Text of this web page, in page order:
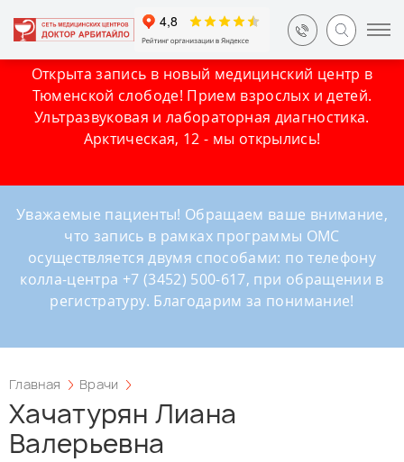
Открыта запись в новый медицинский центр в
Тюменской слободе! Прием взрослых и детей.
Ультразвуковая и лабораторная диагностика.
Арктическая, 12 - мы открылись!
Уважаемые пациенты! Обращаем ваше внимание,
что запись в рамках программы ОМС
осуществляется двумя способами: по телефону
колла-центра +7 (3452) 500-617, при обращении в
регистратуру. Благодарим за понимание!
Главная Врачи
Хачатурян Лиана
Валерьевна